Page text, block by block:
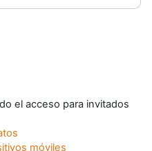
el acceso para invitados
móviles